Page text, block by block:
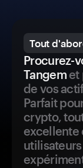
Tout
Procurez-
Tangemet
de vos
Parfait
crypto,
excellente